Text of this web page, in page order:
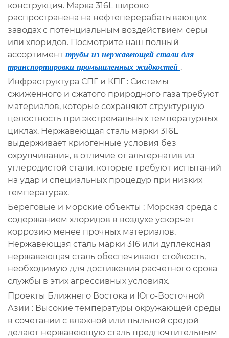
конструкция. Марка 316L широко
распространена на нефтеперерабатывающих
заводах с потенциальным воздействием серы
или хлоридов. Посмотрите наш полный
ассортимент трубы из нержавеющей стали для
транспортировки промышленных жидкостей .
Инфраструктура СПГ и КПГ : Системы
сжиженного и сжатого природного газа требуют
материалов, которые сохраняют структурную
целостность при экстремальных температурных
циклах. Нержавеющая сталь марки 316L
выдерживает криогенные условия без
охрупчивания, в отличие от альтернатив из
углеродистой стали, которые требуют испытаний
на удар и специальных процедур при низких
температурах.
Береговые и морские объекты : Морская среда с
содержанием хлоридов в воздухе ускоряет
коррозию менее прочных материалов.
Нержавеющая сталь марки 316 или дуплексная
нержавеющая сталь обеспечивают стойкость,
необходимую для достижения расчетного срока
службы в этих агрессивных условиях.
Проекты Ближнего Востока и Юго-Восточной
Азии : Высокие температуры окружающей среды
в сочетании с влажной или пыльной средой
делают нержавеющую сталь предпочтительным